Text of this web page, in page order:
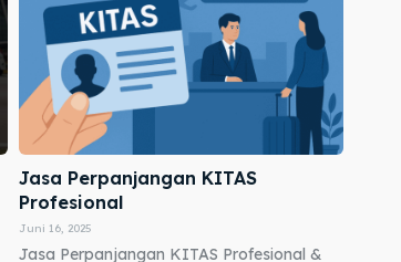
Jasa Perpanjangan KITAS
Profesional
Juni 16, 2025
Jasa Perpanjangan KITAS Profesional &